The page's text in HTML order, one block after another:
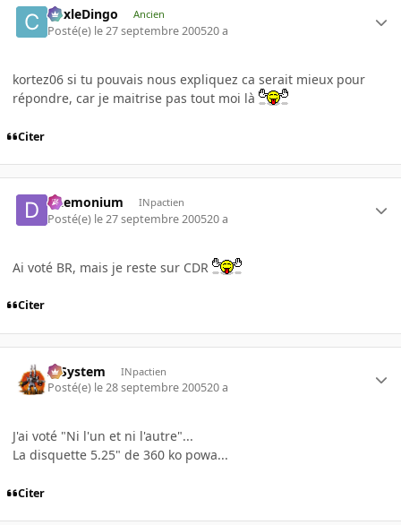
CoxleDingo Ancien
Posté(e) le 27 septembre 200520 a
kortez06 si tu pouvais nous expliquez ca serait mieux pour
répondre, car je maitrise pas tout moi là
Citer
Daemonium INpactien
Posté(e) le 27 septembre 200520 a
Ai voté BR, mais je reste sur CDR
Citer
X-System INpactien
Posté(e) le 28 septembre 200520 a
J'ai voté "Ni l'un et ni l'autre"...
La disquette 5.25" de 360 ko powa...
Citer